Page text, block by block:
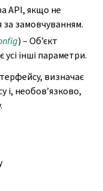
API, якщо не
замовчуванням.
) – Об’єкт
інші параметри.
визначає
і, необов’язково,